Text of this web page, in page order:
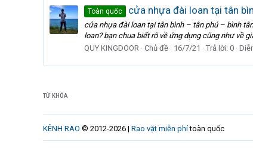
Toàn quốc cửa nhựa đài loan tại tân
cửa nhựa đài loan tại tân bình – tân phú – bình
loan? bạn chua biết rõ về ứng dụng cũng như về
QUY KINGDOOR
Chủ đề 16/7/21 Trả lời: 0
TỪ KHÓA
KÊNH RAO © 2012-2026 | Rao vặt miễn phítoàn quốc